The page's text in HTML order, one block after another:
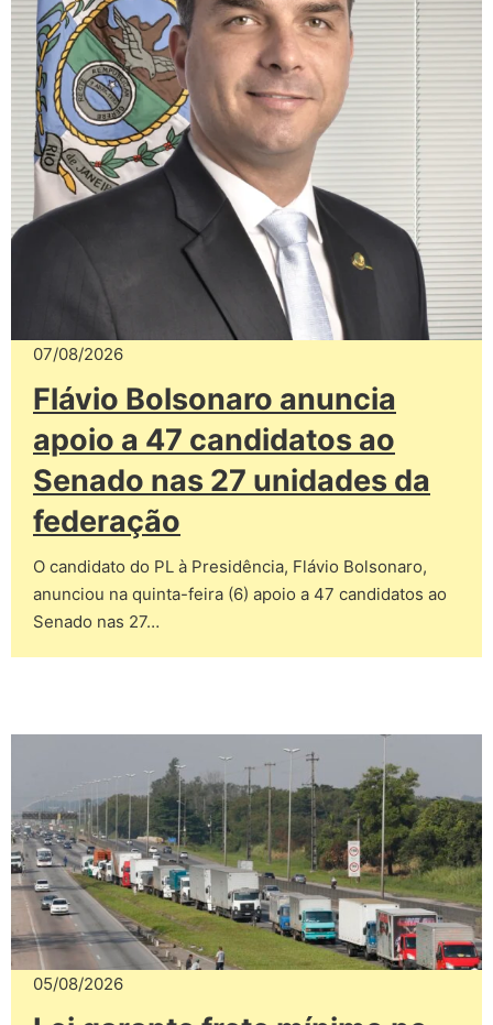
07/08/2026
Flávio Bolsonaro anuncia
apoio a 47 candidatos ao
Senado nas 27 unidades da
federação
O candidato do PL à Presidência, Flávio Bolsonaro,
anunciou na quinta-feira (6) apoio a 47 candidatos ao
Senado nas 27…
05/08/2026